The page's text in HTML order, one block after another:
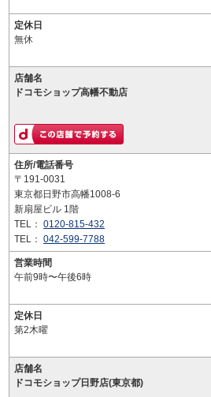
定休日
無休
店舗名
ドコモショップ高幡不動店
住所/電話番号
〒191-0031
東京都日野市高幡1008-6
新扇屋ビル 1階
TEL： 0120-815-432
TEL： 042-599-7788
営業時間
午前9時〜午後6時
定休日
第2木曜
店舗名
ドコモショップ日野店(東京都)